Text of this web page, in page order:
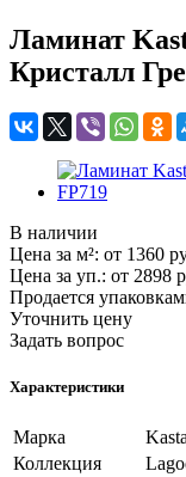
Ламинат
Кристалл
В наличии
Цена за м²: от 1360
Цена за уп.: от 2898
Продается
Уточнить цену
Задать вопрос
Характеристики
Марка
Коллекция